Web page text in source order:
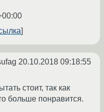
20.10.2018 09:18:55
стоит, так как
больше понравится.